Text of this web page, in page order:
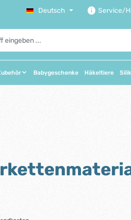
Deutsch Service/
Babygeschenke Häkeltiere